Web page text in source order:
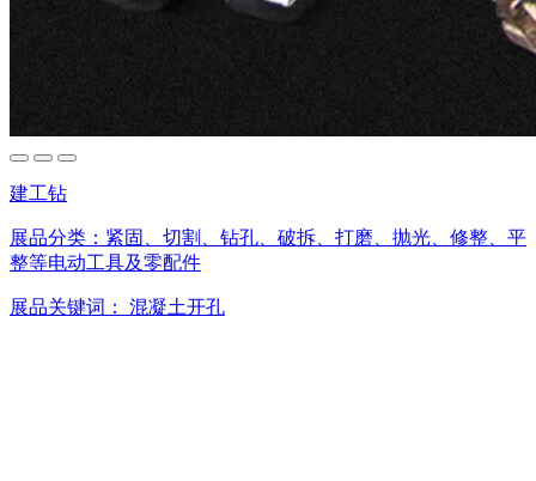
建工钻
展品分类： 紧固、切割、钻孔、破拆、打磨、抛光、修整、平
整等电动工具及零配件
展品关键词： 混凝土开孔